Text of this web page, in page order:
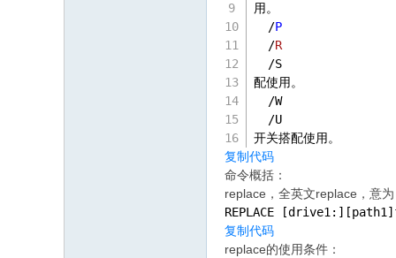
用。
  /
P
  /
R
/S
配使用。
/W
/U
开关搭配使用。
复制代码
命令概括：
replace，全英文replace，意为
REPLACE
复制代码
replace的使用条件：